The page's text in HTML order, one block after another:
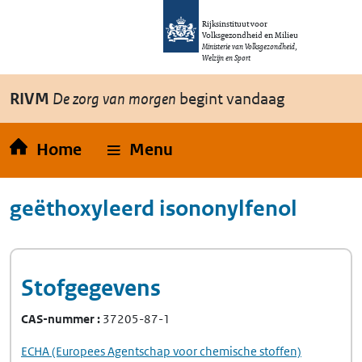
Overslaan en naar de inhoud gaan
Rijksinstituut voor
Volksgezondheid en Milieu
Ministerie van Volksgezondheid,
Welzijn en Sport
RIVM De zorg van morgen begint vandaag
Home Menu
geëthoxyleerd isononylfenol
Stofgegevens
CAS-nummer 37205-87-1
ECHA(Europees Agentschap voor chemische stoffen)